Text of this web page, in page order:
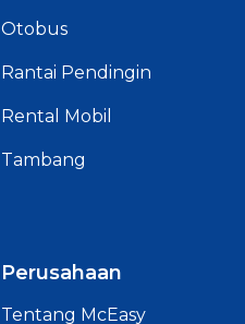
Otobus
Rantai Pendingin
Rental Mobil
Tambang
Perusahaan
Tentang McEasy